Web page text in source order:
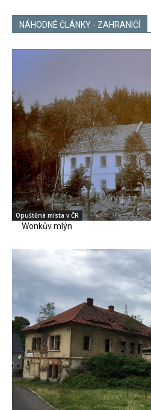
NÁHODNÉ ČLÁNKY - ZAHRANIČÍ
Opuštěná místa v ČR
Wonkův mlýn